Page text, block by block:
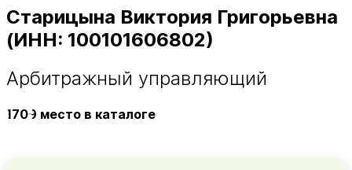
Старицына Виктория Григорьевна
(ИНН: 100101606802)
Арбитражный управляющий
1709 место в каталоге